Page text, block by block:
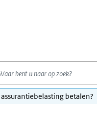
bent u naar op zoek?
betalen?